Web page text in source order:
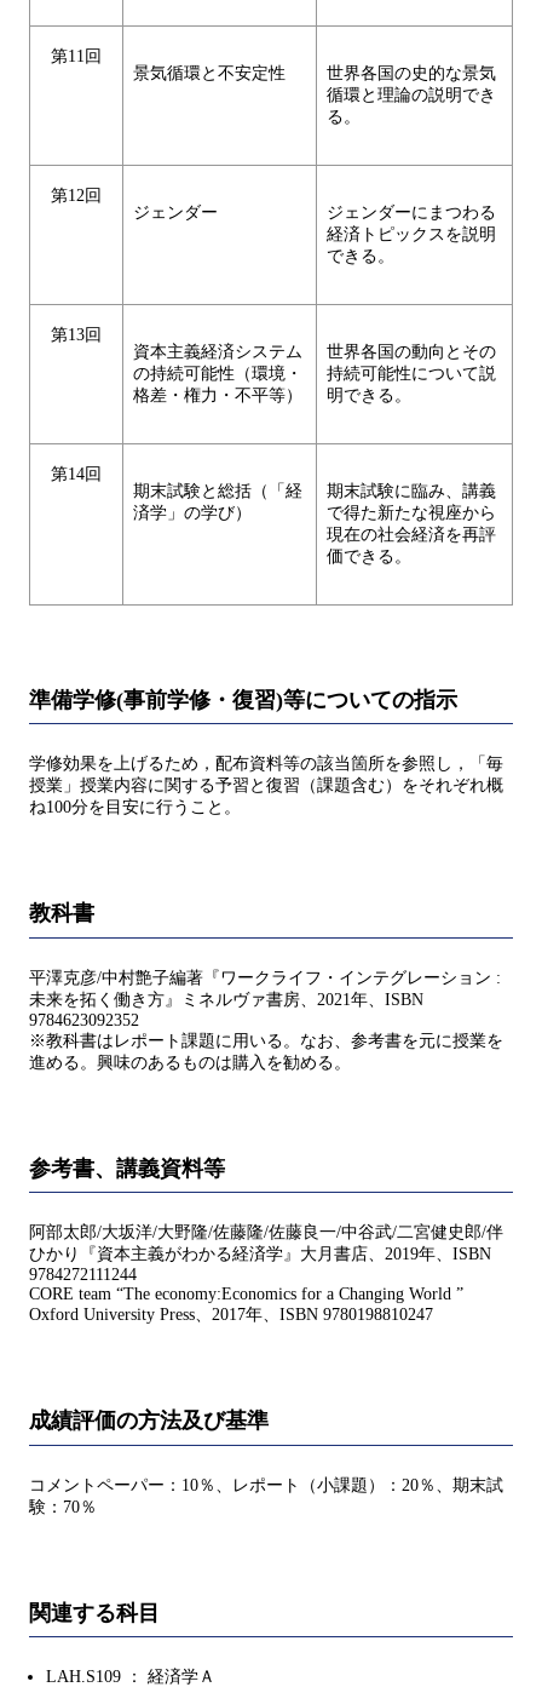
第11回
景気循環と不安定性
世界各国の史的な景気
循環と理論の説明でき
る。
第12回
ジェンダー
ジェンダーにまつわる
経済トピックスを説明
できる。
第13回
資本主義経済システム
の持続可能性（環境・
格差・権力・不平等）
世界各国の動向とその
持続可能性について説
明できる。
第14回
期末試験と総括（「経
済学」の学び）
期末試験に臨み、講義
で得た新たな視座から
現在の社会経済を再評
価できる。
準備学修(事前学修・復習)等についての指示
学修効果を上げるため，配布資料等の該当箇所を参照し，「毎
授業」授業内容に関する予習と復習（課題含む）をそれぞれ概
ね100分を目安に行うこと。
教科書
平澤克彦/中村艶子編著『ワークライフ・インテグレーション :
未来を拓く働き方』ミネルヴァ書房、2021年、ISBN
9784623092352
※教科書はレポート課題に用いる。なお、参考書を元に授業を
進める。興味のあるものは購入を勧める。
参考書、講義資料等
阿部太郎/大坂洋/大野隆/佐藤隆/佐藤良一/中谷武/二宮健史郎/伴
ひかり『資本主義がわかる経済学』大月書店、2019年、ISBN
9784272111244
CORE team “The economy:Economics for a Changing World ”
Oxford University Press、2017年、ISBN 9780198810247
成績評価の方法及び基準
コメントペーパー：10％、レポート（小課題）：20％、期末試
験：70％
関連する科目
LAH.S109 ： 経済学Ａ